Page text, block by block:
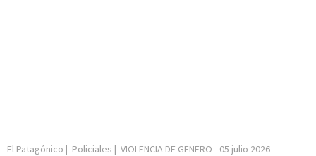
El Patagónico | Policiales | VIOLENCIA DE GENERO - 05 julio 2026